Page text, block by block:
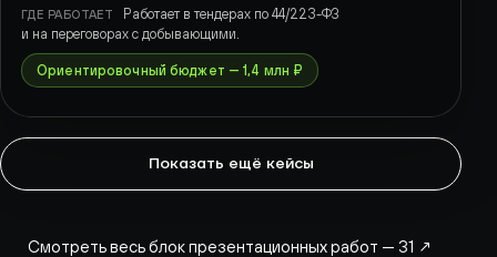
ГДЕ РАБОТАЕТ
Работает в тендерах по 44/223-ФЗ
и на переговорах с добывающими.
Ориентировочный бюджет — 1,4 млн ₽
Показать ещё кейсы
Смотреть весь блок презентационных работ — 31 ↗